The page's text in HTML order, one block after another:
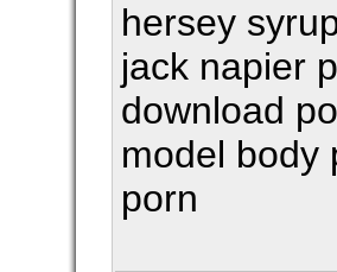
hersey
jack napier
download
model body
porn